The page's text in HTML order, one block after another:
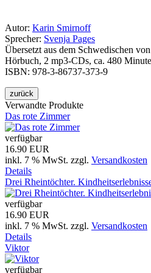
Autor: Karin Smirnoff
Sprecher: Svenja Pages
Übersetzt aus dem Schwedischen
Hörbuch, 2 mp3-CDs, ca. 480
ISBN: 978-3-86737-373-9
Verwandte Produkte
Das rote Zimmer
verfügbar
16.90 EUR
inkl. 7 % MwSt. zzgl. Versandkosten
Details
Drei Rheintöchter.
verfügbar
16.90 EUR
inkl. 7 % MwSt. zzgl. Versandkosten
Details
Viktor
verfügbar